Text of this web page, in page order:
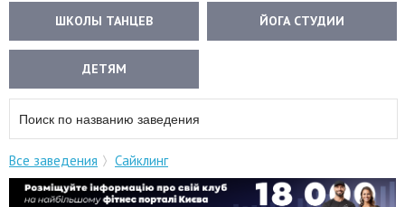
ШКОЛЫ ТАНЦЕВ ЙОГА СТУДИИ
ДЕТЯМ
Все заведения Сайклинг